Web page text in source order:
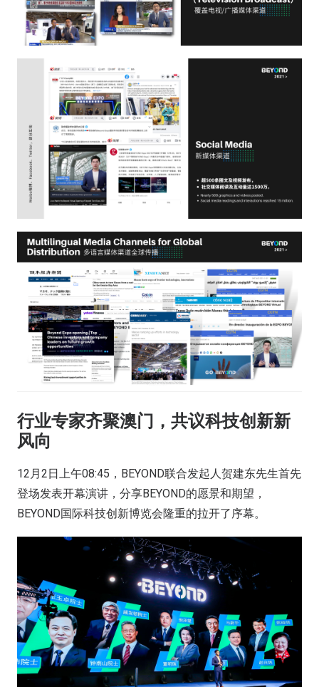
行业专家齐聚澳门，共议科技创新新
风向
12月2日上午08:45，BEYOND联合发起人贺建东先生首先
登场发表开幕演讲，分享BEYOND的愿景和期望，
BEYOND国际科技创新博览会隆重的拉开了序幕。